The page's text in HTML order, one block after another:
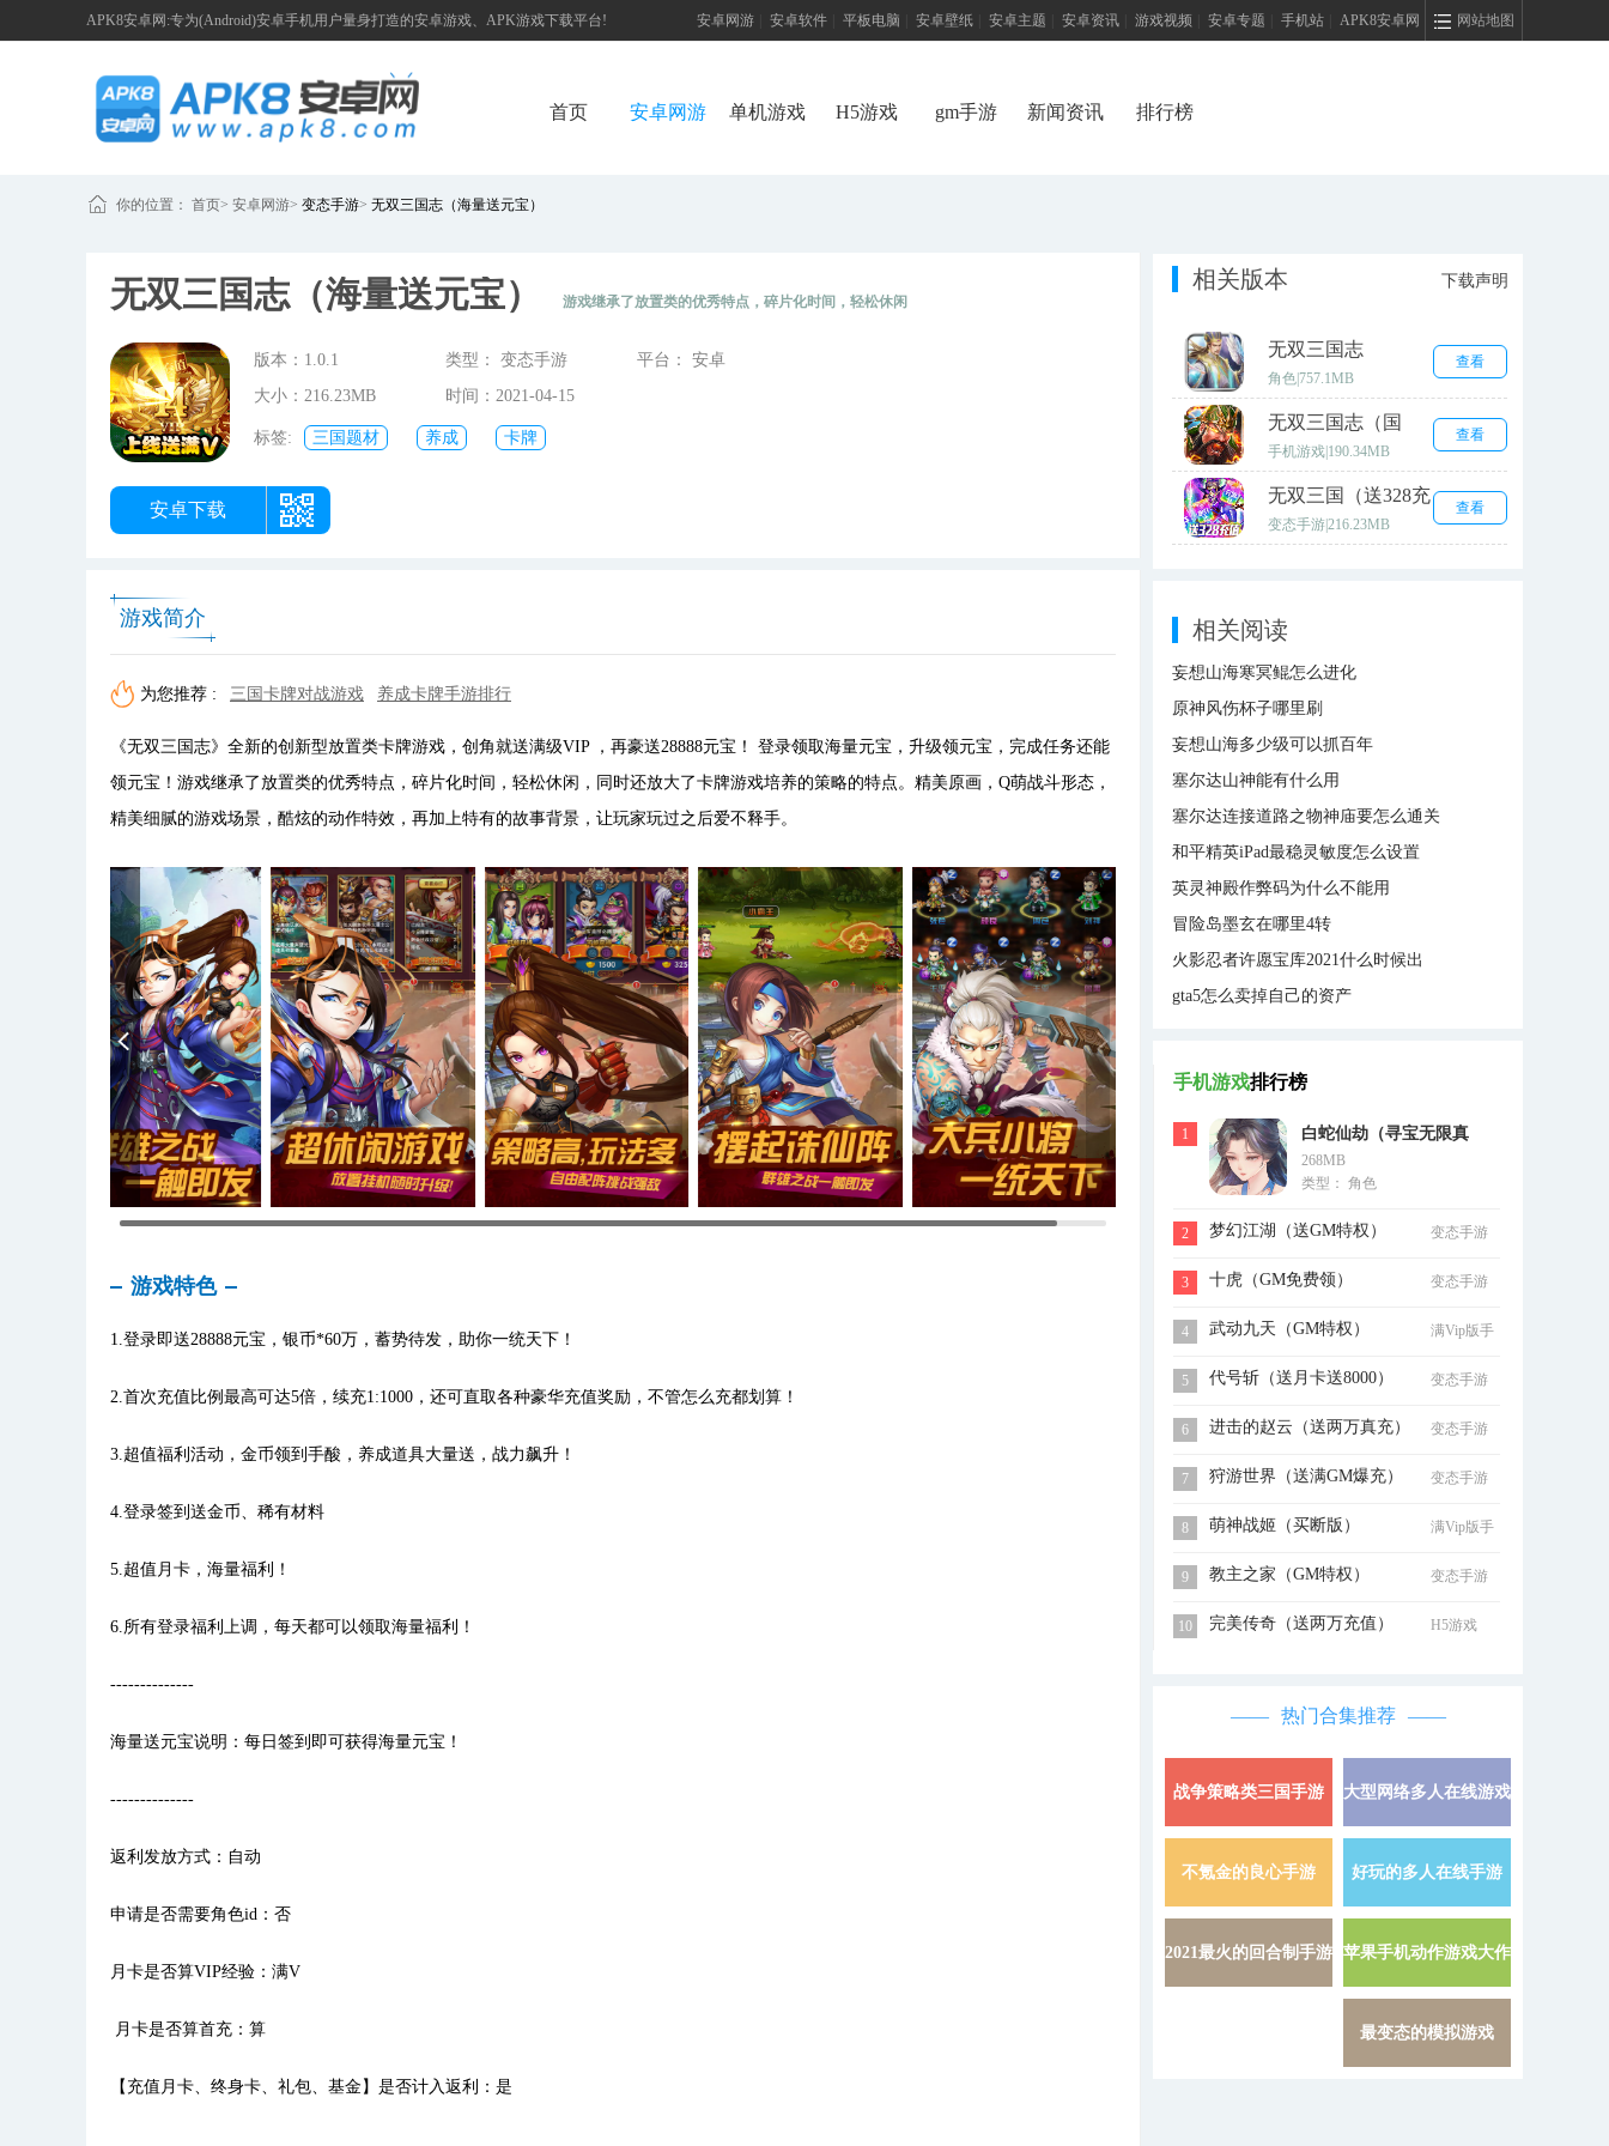
APK8安卓网:专为(Android)安卓手机用户量身打造的安卓游戏、APK游戏下载平台! 网站地图
安卓网游 安卓软件 平板电脑 安卓壁纸 安卓主题 安卓资讯 游戏视频 安卓专题 手机站 APK8安卓网
首页 安卓网游 单机游戏 H5游戏 gm手游 新闻资讯 排行榜
你的位置： 首页> 安卓网游> 变态手游> 无双三国志（海量送元宝）
无双三国志（海量送元宝） 游戏继承了放置类的优秀特点，碎片化时间，轻松休闲
版本：1.0.1 类型： 变态手游
平台： 安卓
大小：216.23MB
时间：2021-04-15
16:18:16
标签: 三国题材 养成 卡牌
安卓下载
游戏简介
为您推荐 : 三国卡牌对战游戏 养成卡牌手游排行
《无双三国志》全新的创新型放置类卡牌游戏，创角就送满级VIP ，再豪送28888元宝！ 登录领取海量元宝，升级领元宝，完成任务还能
领元宝！游戏继承了放置类的优秀特点，碎片化时间，轻松休闲，同时还放大了卡牌游戏培养的策略的特点。精美原画，Q萌战斗形态，
精美细腻的游戏场景，酷炫的动作特效，再加上特有的故事背景，让玩家玩过之后爱不释手。
游戏特色
1.登录即送28888元宝，银币*60万，蓄势待发，助你一统天下！
2.首次充值比例最高可达5倍，续充1:1000，还可直取各种豪华充值奖励，不管怎么充都划算！
3.超值福利活动，金币领到手酸，养成道具大量送，战力飙升！
4.登录签到送金币、稀有材料
5.超值月卡，海量福利！
6.所有登录福利上调，每天都可以领取海量福利！
--------------
海量送元宝说明：每日签到即可获得海量元宝！
--------------
返利发放方式：自动
申请是否需要角色id：否
月卡是否算VIP经验：满V
月卡是否算首充：算
【充值月卡、终身卡、礼包、基金】是否计入返利：是
相关版本 下载声明
无双三国志
角色757.1MB
查看
无双三国志（国
战）
手机游戏 190.34MB
查看
无双三国（送328充
值）
变态手游216.23MB
查看
相关阅读
妄想山海寒冥鲲怎么进化
原神风伤杯子哪里刷
妄想山海多少级可以抓百年
塞尔达山神能有什么用
塞尔达连接道路之物神庙要怎么通关
和平精英iPad最稳灵敏度怎么设置
英灵神殿作弊码为什么不能用
冒险岛墨玄在哪里4转
火影忍者许愿宝库2021什么时候出
gta5怎么卖掉自己的资产
手机游戏排行榜
1
白蛇仙劫（寻宝无限真
充）
268MB
类型： 角色
2 梦幻江湖（送GM特权） 变态手游
3 十虎（GM免费领） 变态手游
4 武动九天（GM特权）
满Vip版手
5
代号斩（送月卡送8000） 变态手游
6 进击的赵云（送两万真充） 变态手游
7 狩游世界（送满GM爆充） 变态手游
8 萌神战姬（买断版）
满Vip版手
9
教主之家（GM特权） 变态手游
10 完美传奇（送两万充值） H5游戏
热门合集推荐
战争策略类三国手游 详情 »
大型网络多人在线游戏
不氪金的良心手游 详情 »
好玩的多人在线手游
2021最火的回合制手游 详情 »
苹果手机动作游戏大作
最变态的模拟游戏